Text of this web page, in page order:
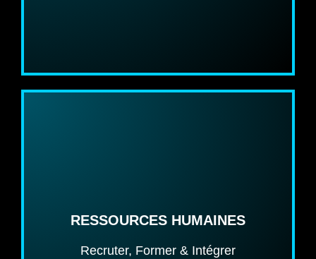
RESSOURCES HUMAINES
Recruter, Former & Intégrer
Formation
Intégration